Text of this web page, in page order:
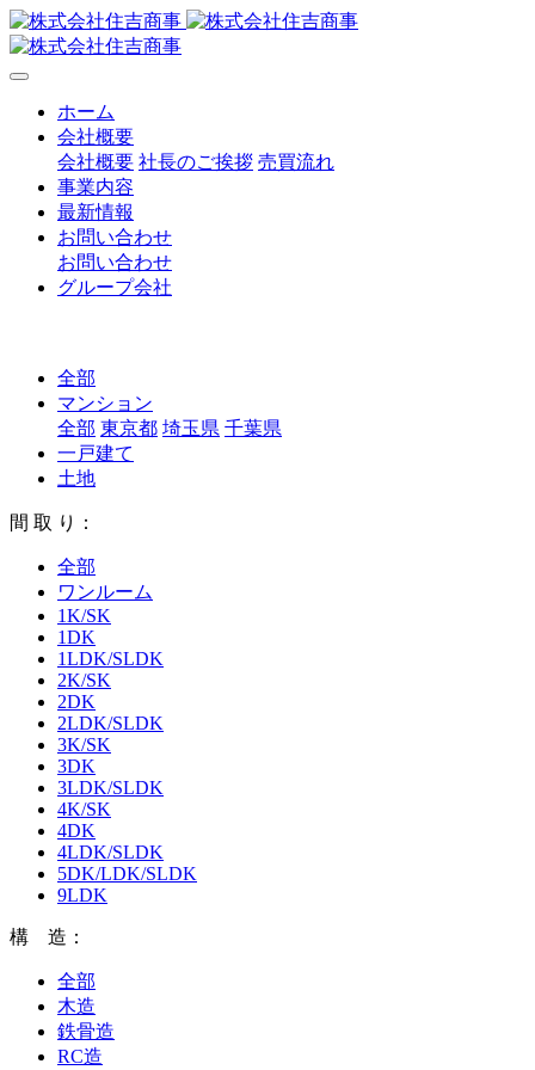
ホーム
会社概要
会社概要 社長のご挨拶 売買流れ
事業内容
最新情報
お問い合わせ
お問い合わせ
グループ会社
全部
マンション
全部 東京都 埼玉県 千葉県
一戸建て
土地
間 取 り：
全部
ワンルーム
1K/SK
1DK
1LDK/SLDK
2K/SK
2DK
2LDK/SLDK
3K/SK
3DK
3LDK/SLDK
4K/SK
4DK
4LDK/SLDK
5DK/LDK/SLDK
9LDK
構 造：
全部
木造
鉄骨造
RC造